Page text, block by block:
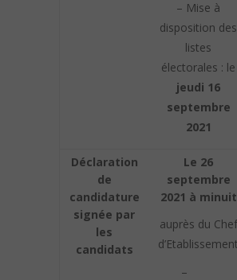
– Mise à
disposition des
listes
électorales : le
jeudi 16
septembre
2021
Déclaration
de
candidature
signée par
les
candidats
Le 26
septembre
2021 à minuit
auprès du Chef
d’Etablissement
–